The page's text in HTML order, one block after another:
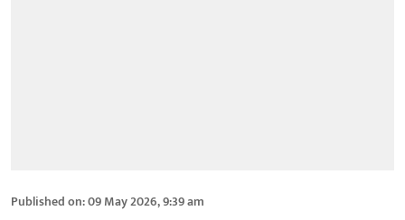
Published on:09 May 2026, 9:39 am